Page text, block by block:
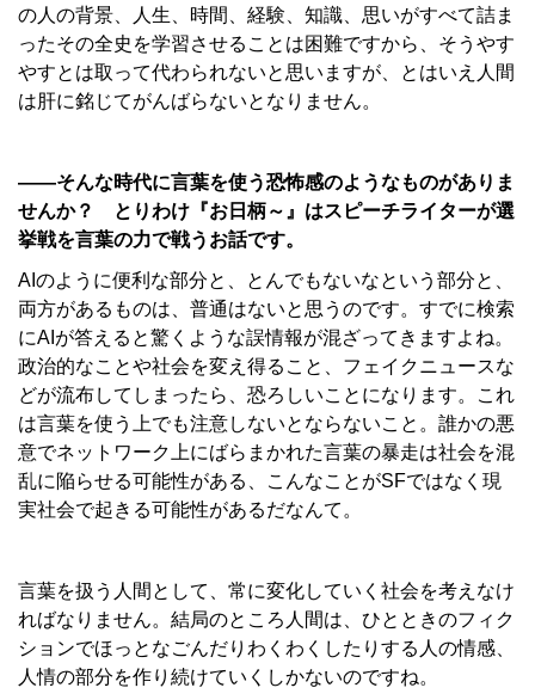
の人の背景、人生、時間、経験、知識、思いがすべて詰ま
ったその全史を学習させることは困難ですから、そうやす
やすとは取って代わられないと思いますが、とはいえ人間
は肝に銘じてがんばらないとなりません。
――そんな時代に言葉を使う恐怖感のようなものがありま
せんか？ とりわけ『お日柄～』はスピーチライターが選
挙戦を言葉の力で戦うお話です。
AIのように便利な部分と、とんでもないなという部分と、
両方があるものは、普通はないと思うのです。すでに検索
にAIが答えると驚くような誤情報が混ざってきますよね。
政治的なことや社会を変え得ること、フェイクニュースな
どが流布してしまったら、恐ろしいことになります。これ
は言葉を使う上でも注意しないとならないこと。誰かの悪
意でネットワーク上にばらまかれた言葉の暴走は社会を混
乱に陥らせる可能性がある、こんなことがSFではなく現
実社会で起きる可能性があるだなんて。
言葉を扱う人間として、常に変化していく社会を考えなけ
ればなりません。結局のところ人間は、ひとときのフィク
ションでほっとなごんだりわくわくしたりする人の情感、
人情の部分を作り続けていくしかないのですね。